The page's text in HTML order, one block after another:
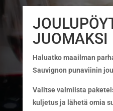
JUOMAKSI
Haluatko maailman
Sauvignon punaviinin
Valitse valmiista
kuljetus ja lähetä omia